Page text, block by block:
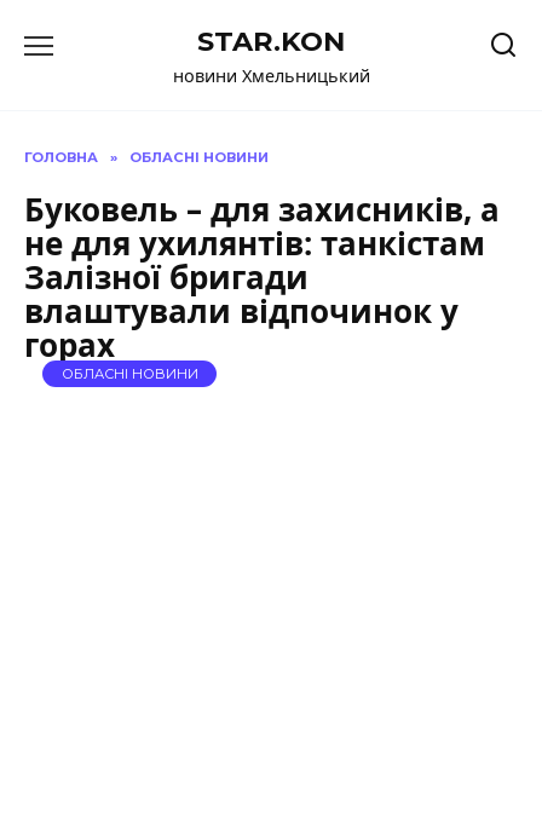
до
STAR.KON
новини Хмельницький
ГОЛОВНА » ОБЛАСНІ НОВИНИ
Буковель – для захисників, а
не для ухилянтів: танкістам
Залізної бригади
влаштували відпочинок у
горах
ОБЛАСНІ НОВИНИ